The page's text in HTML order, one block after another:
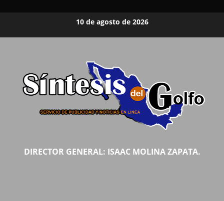
10 de agosto de 2026
DIRECTOR GENERAL: ISAAC MOLINA ZAPATA.